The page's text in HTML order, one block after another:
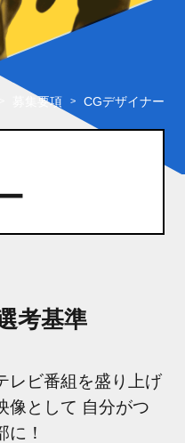
募集要項 CGデザイナー
考基準
レビ番組を盛り上げ
像として 自分がつ
に！